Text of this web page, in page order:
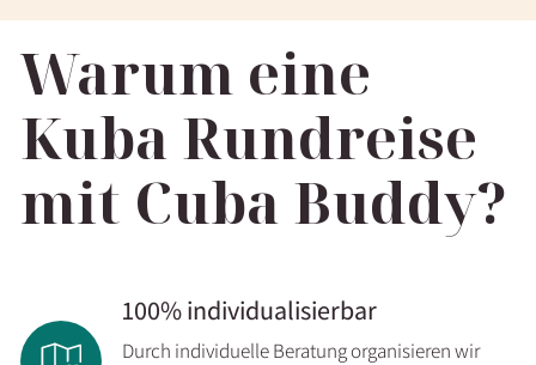
Warum eine
Kuba Rundreise
mit Cuba Buddy?
100% individualisierbar
Durch individuelle Beratung organisieren wir